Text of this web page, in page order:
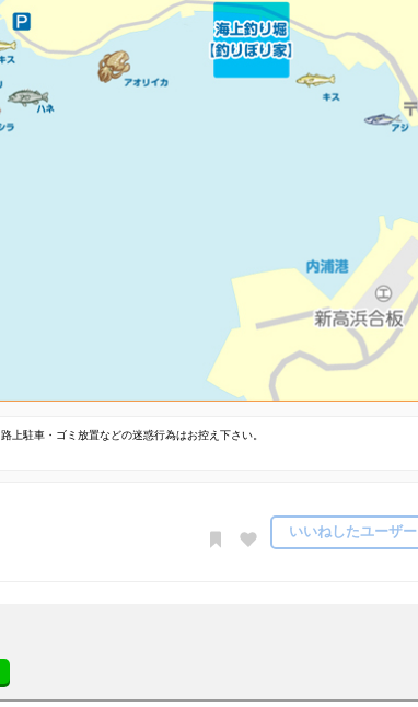
駐車・ゴミ放置などの迷惑行為はお控え下さい。
いいねしたユーザー